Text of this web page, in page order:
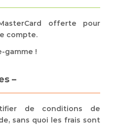
offerte pour
compte.
gamme !
–
de conditions de
sans quoi les frais sont